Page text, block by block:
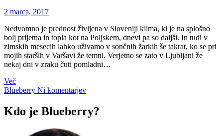
2 marca, 2017
Nedvomno je prednost življena v Sloveniji klima, ki je na splošno
bolj prijetna in topla kot na Poljskem, dnevi pa so daljši. In tudi v
zimskih mesecih lahko uživamo v sončnih žarkih še takrat, ko se pri
mojih starših v Varšavi že temni. Verjetno se zato v Ljubljani že
nekaj dni v zraku čuti pomladni…
Več
Blueberry Ni komentarjev
Kdo je Blueberry?